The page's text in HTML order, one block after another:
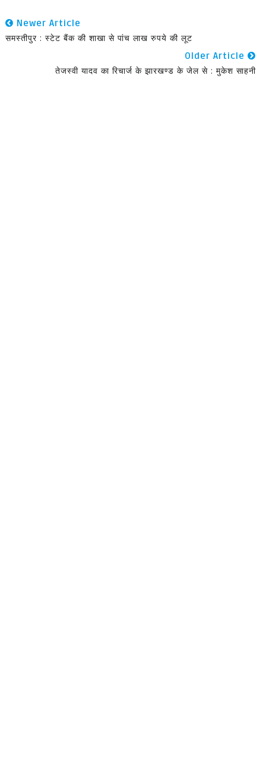
Newer Article
समस्तीपुर : स्टेट बैंक की शाखा से पांच लाख रुपये की लूट
Older Article
तेजस्वी यादव का रिचार्ज के झारखण्ड के जेल से : मुकेश साहनी